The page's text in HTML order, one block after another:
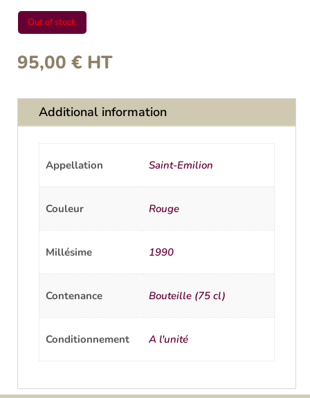
Out of stock
95,00 € HT
Additional information
Appellation Saint-Emilion
Couleur Rouge
Millésime 1990
Contenance Bouteille (75 cl)
Conditionnement A l'unité